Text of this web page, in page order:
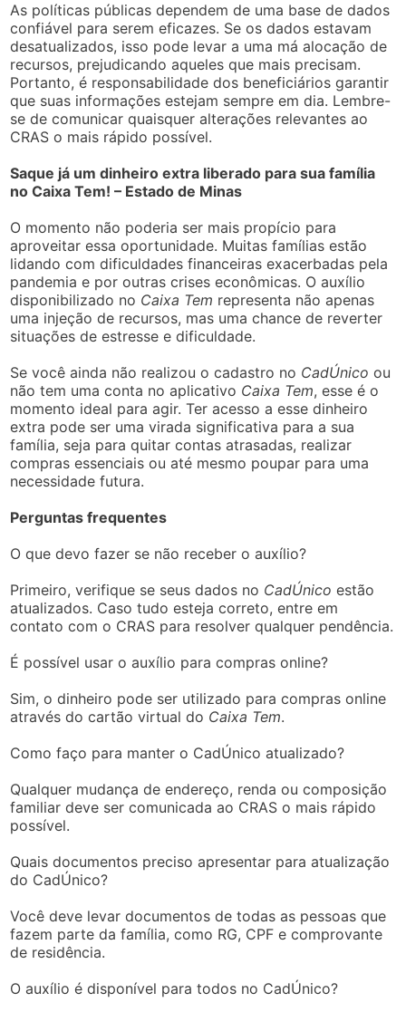
As políticas públicas dependem de uma base de dados
confiável para serem eficazes. Se os dados estavam
desatualizados, isso pode levar a uma má alocação de
recursos, prejudicando aqueles que mais precisam.
Portanto, é responsabilidade dos beneficiários garantir
que suas informações estejam sempre em dia. Lembre-
se de comunicar quaisquer alterações relevantes ao
CRAS o mais rápido possível.
Saque já um dinheiro extra liberado para sua família
no Caixa Tem! – Estado de Minas
O momento não poderia ser mais propício para
aproveitar essa oportunidade. Muitas famílias estão
lidando com dificuldades financeiras exacerbadas pela
pandemia e por outras crises econômicas. O auxílio
disponibilizado no Caixa Tem representa não apenas
uma injeção de recursos, mas uma chance de reverter
situações de estresse e dificuldade.
Se você ainda não realizou o cadastro no CadÚnico ou
não tem uma conta no aplicativo Caixa Tem, esse é o
momento ideal para agir. Ter acesso a esse dinheiro
extra pode ser uma virada significativa para a sua
família, seja para quitar contas atrasadas, realizar
compras essenciais ou até mesmo poupar para uma
necessidade futura.
Perguntas frequentes
O que devo fazer se não receber o auxílio?
Primeiro, verifique se seus dados no CadÚnico estão
atualizados. Caso tudo esteja correto, entre em
contato com o CRAS para resolver qualquer pendência.
É possível usar o auxílio para compras online?
Sim, o dinheiro pode ser utilizado para compras online
através do cartão virtual do Caixa Tem.
Como faço para manter o CadÚnico atualizado?
Qualquer mudança de endereço, renda ou composição
familiar deve ser comunicada ao CRAS o mais rápido
possível.
Quais documentos preciso apresentar para atualização
do CadÚnico?
Você deve levar documentos de todas as pessoas que
fazem parte da família, como RG, CPF e comprovante
de residência.
O auxílio é disponível para todos no CadÚnico?